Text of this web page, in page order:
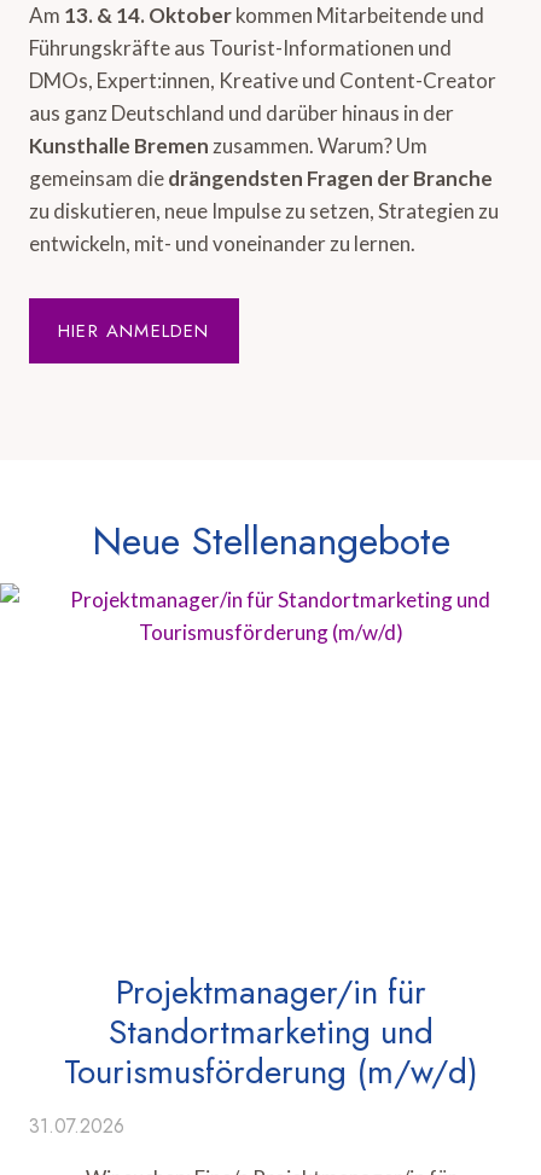
Am 13. & 14. Oktoberkommen Mitarbeitende und
Führungskräfte aus Tourist-Informationen und
DMOs, Expert:innen, Kreative und Content-Creator
aus ganz Deutschland und darüber hinaus in der
Kunsthalle Bremen zusammen. Warum? Um
gemeinsam diedrängendsten Fragen der Branche
zu diskutieren, neue Impulse zu setzen, Strategien zu
entwickeln, mit- und voneinander zu lernen.
HIER ANMELDEN
Neue Stellenangebote
Projektmanager/in für
Standortmarketing und
Tourismusförderung (m/w/d)
31.07.2026